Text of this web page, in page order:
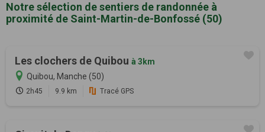
Notre sélection de sentiers de randonnée à
proximité de Saint-Martin-de-Bonfossé (50)
Les clochers de Quibou à 3km
Quibou, Manche (50)
2h45 9.9 km Tracé GPS